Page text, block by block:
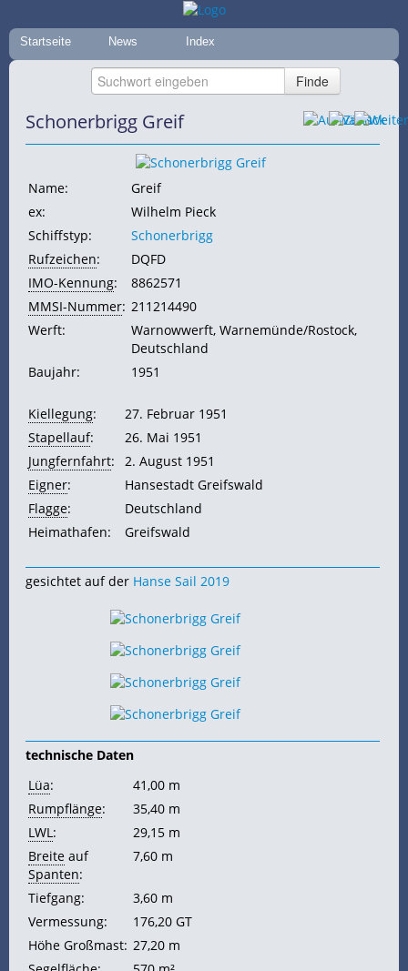
Startseite News Index
Schonerbrigg Greif
Name:
Greif
ex:
Wilhelm Pieck
Schiffstyp:
Schonerbrigg
Rufzeichen:
DQFD
IMO-Kennung:
8862571
MMSI-Nummer: 211214490
Werft:
Warnowwerft, Warnemünde/Rostock,
Deutschland
Baujahr:
1951
Kiellegung:
27. Februar 1951
Stapellauf:
26. Mai 1951
Jungfernfahrt:
2. August 1951
Eigner:
Hansestadt Greifswald
Flagge:
Deutschland
Heimathafen:
Greifswald
gesichtet auf der Hanse Sail 2019
technische Daten
Lüa:
41,00 m
Rumpflänge:
35,40 m
LWL:
29,15 m
Breite auf
Spanten:
7,60 m
Tiefgang:
3,60 m
Vermessung:
176,20 GT
Höhe Großmast: 27,20 m